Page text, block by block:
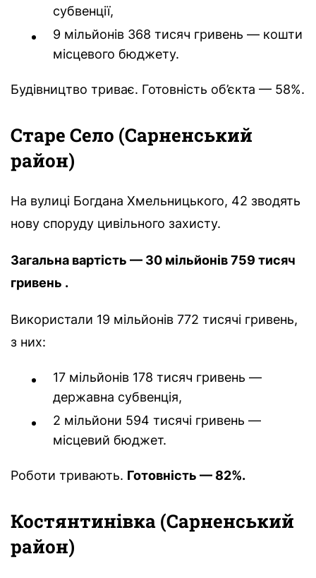
субвенції,
9 мільйонів 368 тисяч гривень — кошти
місцевого бюджету.
Будівництво триває. Готовність об’єкта — 58%.
Старе Село (Сарненський
район)
На вулиці Богдана Хмельницького, 42 зводять
нову споруду цивільного захисту.
Загальна вартість — 30 мільйонів 759 тисяч
гривень .
Використали 19 мільйонів 772 тисячі гривень,
з них:
17 мільйонів 178 тисяч гривень —
державна субвенція,
2 мільйони 594 тисячі гривень —
місцевий бюджет.
Роботи тривають. Готовність — 82%.
Костянтинівка (Сарненський
район)